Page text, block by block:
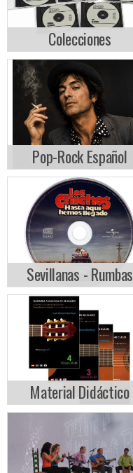
Colecciones
Pop-Rock Español
Sevillanas - Rumbas
Material Didáctico